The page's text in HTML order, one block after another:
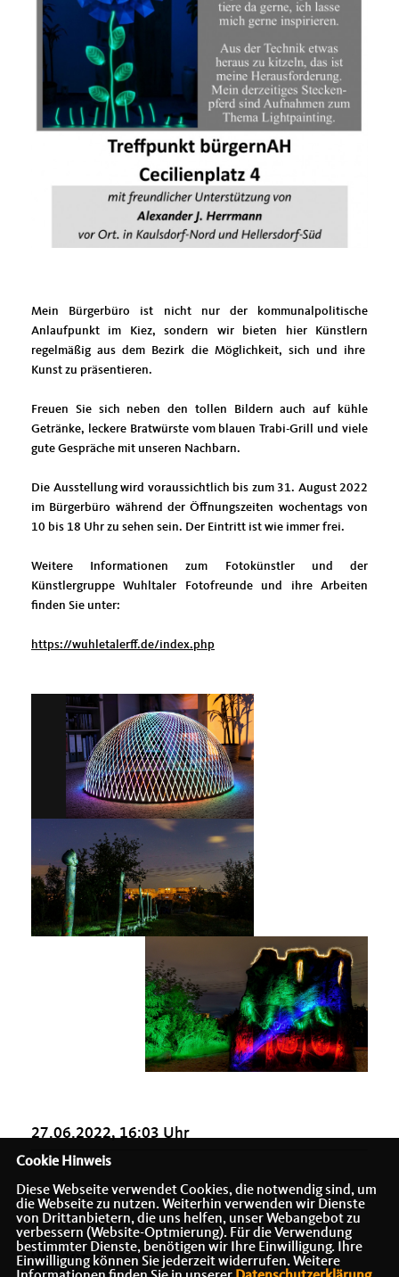
Mein Bürgerbüro ist nicht nur der kommunalpolitische
Anlaufpunkt im Kiez, sondern wir bieten hier Künstlern
regelmäßig aus dem Bezirk die Möglichkeit, sich und ihre
Kunst zu präsentieren.
Freuen Sie sich neben den tollen Bildern auch auf kühle
Getränke, leckere Bratwürste vom blauen Trabi-Grill und viele
gute Gespräche mit unseren Nachbarn.
Die Ausstellung wird voraussichtlich bis zum 31. August 2022
im Bürgerbüro während der Öffnungszeiten wochentags von
10 bis 18 Uhr zu sehen sein. Der Eintritt ist wie immer frei.
Weitere Informationen zum Fotokünstler und der
Künstlergruppe Wuhltaler Fotofreunde und ihre Arbeiten
finden Sie unter:
https://wuhletalerff.de/index.php
27.06.2022, 16:03 Uhr
Cookie Hinweis
Diese Webseite verwendet Cookies, die notwendig sind, um
die Webseite zu nutzen. Weiterhin verwenden wir Dienste
von Drittanbietern, die uns helfen, unser Webangebot zu
verbessern (Website-Optmierung). Für die Verwendung
bestimmter Dienste, benötigen wir Ihre Einwilligung. Ihre
Einwilligung können Sie jederzeit widerrufen. Weitere